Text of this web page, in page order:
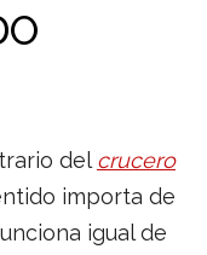
delcrucero
importa de
igual de